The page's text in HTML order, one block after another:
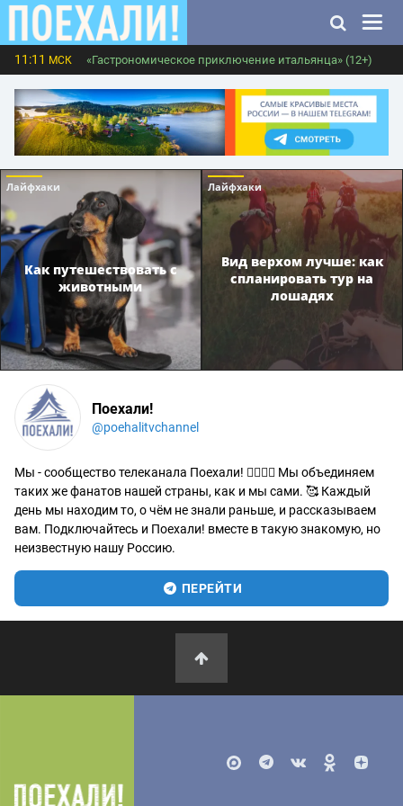
11:11 МСК «Гастрономическое приключение итальянца» (12+)
Лайфхаки
Как путешествовать с
животными
Лайфхаки
Вид верхом лучше: как
спланировать тур на
лошадях
Поехали!
@poehalitvchannel
Мы - сообщество телеканала Поехали! 🙋‍♂️🙋‍♀️ Мы объединяем
таких же фанатов нашей страны, как и мы сами. 🥰 Каждый
день мы находим то, о чём не знали раньше, и рассказываем
вам. Подключайтесь и Поехали! вместе в такую знакомую, но
неизвестную нашу Россию.
ПЕРЕЙТИ